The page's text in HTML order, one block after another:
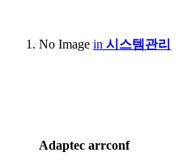
No Image in 시스템관리
Adaptec arrconf